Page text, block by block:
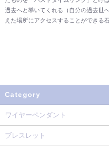
過去へと導いてくれる（自分の過去世
えた場所にアクセスすることができる
Category
ワイヤーペンダント
ブレスレット